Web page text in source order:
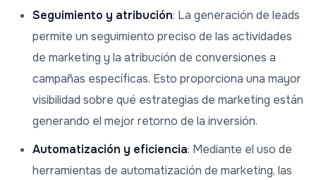
Seguimiento y atribución: La generación de leads
permite un seguimiento preciso de las actividades
de marketing y la atribución de conversiones a
campañas específicas. Esto proporciona una mayor
visibilidad sobre qué estrategias de marketing están
generando el mejor retorno de la inversión.
Automatización y eficiencia: Mediante el uso de
herramientas de automatización de marketing, las